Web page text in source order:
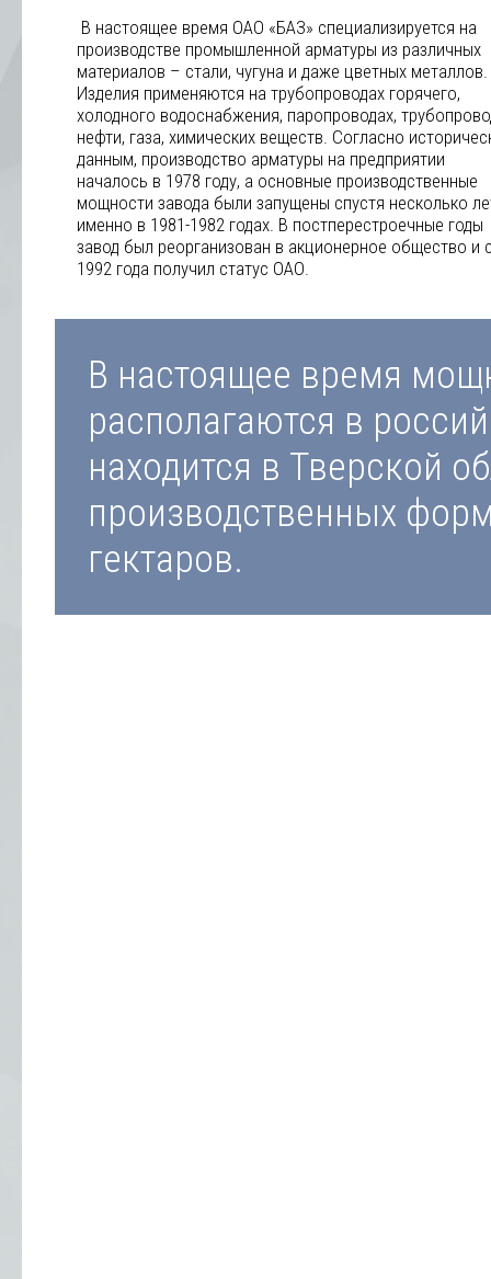
В настоящее время ОАО «БАЗ» специализируется на
производстве промышленной арматуры из различных
материалов – стали, чугуна и даже цветных металлов.
Изделия применяются на трубопроводах горячего,
холодного водоснабжения, паропроводах,
нефти, газа, химических веществ. Согласно
данным, производство арматуры на предприятии
началось в 1978 году, а основные производственные
мощности завода были запущены спустя несколько
именно в 1981-1982 годах. В постперестроечные годы
завод был реорганизован в акционерное общество и
1992 года получил статус ОАО.
В настоящее время
располагаются в
находится в Тверской
производственных
гектаров.